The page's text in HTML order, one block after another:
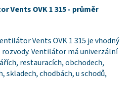
Vents OVK 1 315 - průměr
Vents OVK 1 315 je vhodný
Ventilátor má univerzální
restauracích, obchodech,
skladech, chodbách, u schodů,